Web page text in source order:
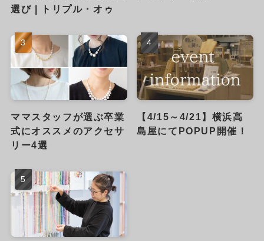
選び | トリプル・オゥ
ママスタッフが選ぶ卒業
式にオススメのアクセサ
リー4選
【4/15～4/21】横浜高
島屋にてPOPUP開催！